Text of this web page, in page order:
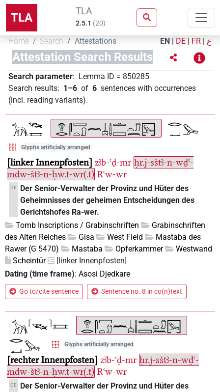
TLA TLA
2.5.1 (20)
Home Search Attestations EN | DE | FR | ع
Attestation Search Results
Search parameter: Lemma ID = 850285
Search results: 1–6 of 6 sentences with occurrences
(incl. reading variants).
Glyphs artificially arranged
linker Innenpfosten zꜣb-ꜥḏ-mr ḥr.j-sštꜣ-n-wḏꜥ-
mdw-štꜣ-n-ḥw.t-wr(.t) Rꜥw-wr
DE
Der Senior-Verwalter der Provinz und Hüter des
Geheimnisses der geheimen Entscheidungen des
Gerichtshofes Ra-wer.
Tomb Inscriptions / Grabinschriften
Grabinschriften
des Alten Reiches
Gisa West Field
Mastaba des
Rawer (G 5470)
Mastaba Opferkammer
Westwand
Scheintür
[linker Innenpfosten]
Dating (time frame): Asosi Djedkare
Go to/cite sentence Sentence no. 8 in co(n)text
Glyphs artificially arranged
rechter Innenpfosten zꜣb-ꜥḏ-mr ḥr.j-sštꜣ-n-wḏꜥ-
mdw-štꜣ-n-ḥw.t-wr(.t) Rꜥw-wr
DE
Der Senior-Verwalter der Provinz und Hüter des